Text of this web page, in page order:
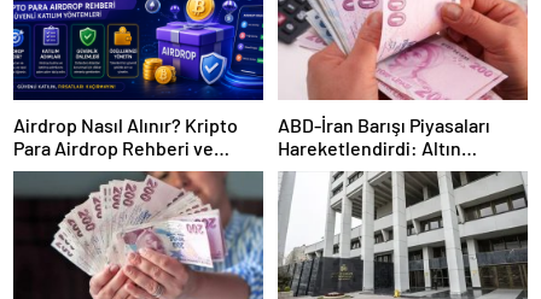
Airdrop Nasıl Alınır? Kripto
Para Airdrop Rehberi ve
Güvenli Katılım Yöntemleri
ABD-İran Barışı Piyasaları
Hareketlendirdi: Altın
Zirveye Çıkarken Petrol
Geriledi